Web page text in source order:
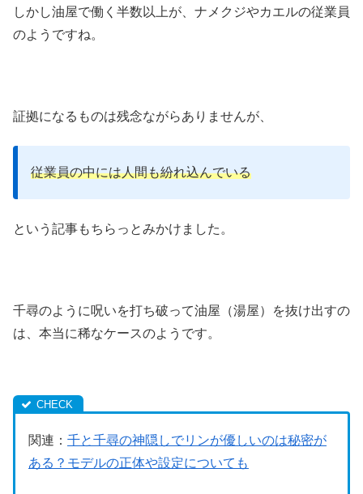
しかし油屋で働く半数以上が、ナメクジやカエルの従業員
のようですね。
証拠になるものは残念ながらありませんが、
従業員の中には人間も紛れ込んでいる
という記事もちらっとみかけました。
千尋のように呪いを打ち破って油屋（湯屋）を抜け出すの
は、本当に稀なケースのようです。
関連： 千と千尋の神隠しでリンが優しいのは秘密が
ある？モデルの正体や設定についても